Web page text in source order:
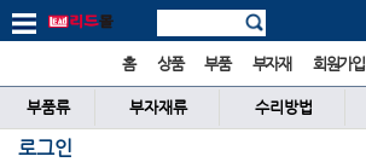
홈 상품 부품 부자재 회원가입
부품류 부자재류 수리방법
로그인